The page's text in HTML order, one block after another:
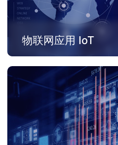
物联网应用 IoT
将智能设备、传感器的事件信息
在物联网边缘节点和核心节点实
时进行汇总、加工，通过事件流
式处理，捕获和发现新的数据模
型，挖掘更多高价值应用场景。